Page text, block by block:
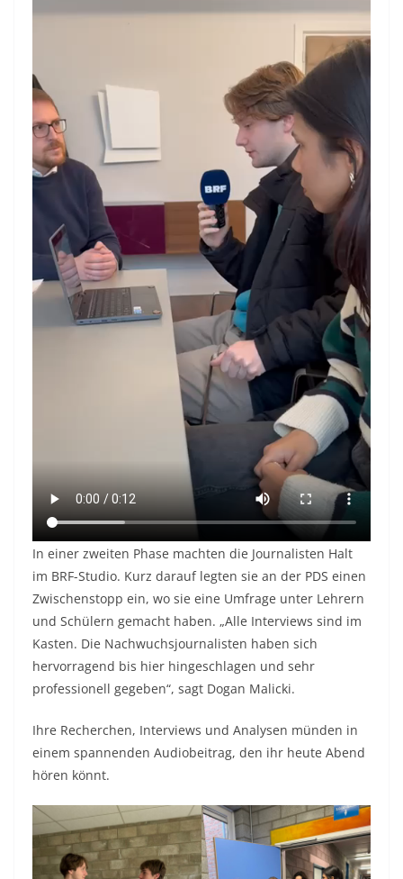
In einer zweiten Phase machten die Journalisten Halt
im BRF-Studio. Kurz darauf legten sie an der PDS einen
Zwischenstopp ein, wo sie eine Umfrage unter Lehrern
und Schülern gemacht haben. „Alle Interviews sind im
Kasten. Die Nachwuchsjournalisten haben sich
hervorragend bis hier hingeschlagen und sehr
professionell gegeben“, sagt Dogan Malicki.
Ihre Recherchen, Interviews und Analysen münden in
einem spannenden Audiobeitrag, den ihr heute Abend
hören könnt.